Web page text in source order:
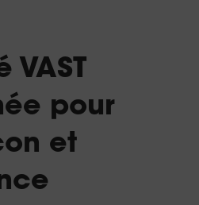
VAST
pour
et